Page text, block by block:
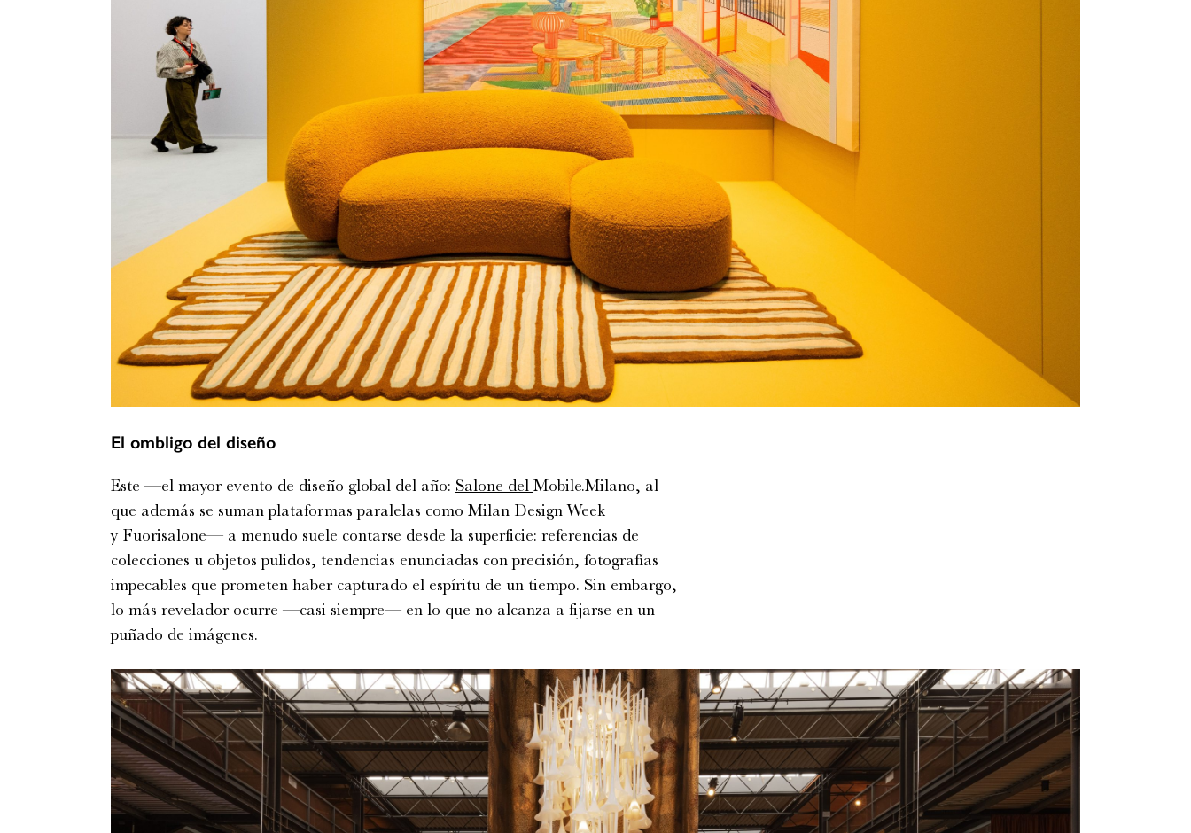
El ombligo del diseño
Este —el mayor evento de diseño global del año: Salone del Mobile.Milano, al
que además se suman plataformas paralelas como Milan Design Week
y Fuorisalone— a menudo suele contarse desde la superficie: referencias de
colecciones u objetos pulidos, tendencias enunciadas con precisión, fotografías
impecables que prometen haber capturado el espíritu de un tiempo. Sin embargo,
lo más revelador ocurre —casi siempre— en lo que no alcanza a fijarse en un
puñado de imágenes.